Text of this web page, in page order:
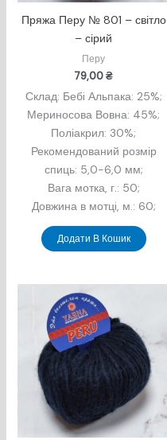
Пряжа Перу № 801 – світло
– сірий
Перу
79,00₴
Склад: Бебi Альпака: 25%;
Мериносова Вовна: 45%;
Поліакрил: 30%;
Рекомендований розмір
спиць: 5,0-6,0 мм;
Вага мотка, г.: 50;
Довжина в мотцi, м.: 60;
Додати В Кошик